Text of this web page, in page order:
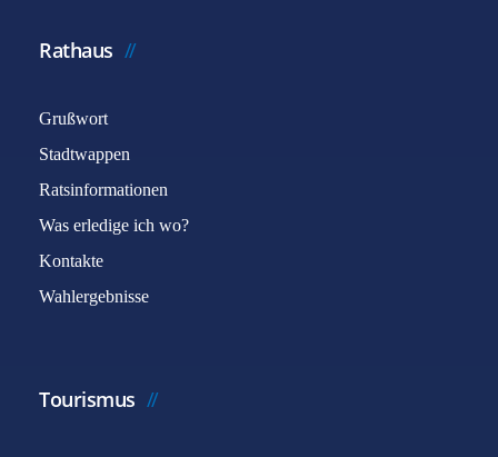
Rathaus
Grußwort
Stadtwappen
Ratsinformationen
Was erledige ich wo?
Kontakte
Wahlergebnisse
Tourismus